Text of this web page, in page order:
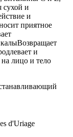
сухой и
и
приятное
и
лицо и тело
d'Uriage